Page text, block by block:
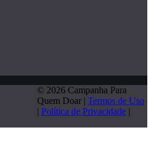
© 2026 Campanha Para
Quem Doar | Termos de Uso
| Política de Privacidade |